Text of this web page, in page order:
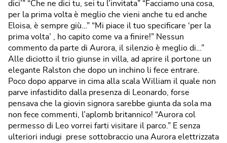
dici’” “Che ne dici tu, sei tu l’invitata” “Facciamo una cosa,
per la prima volta è meglio che vieni anche tu ed anche
Eloisa, è sempre giù…” “Mi piace il tuo specificare ‘per la
prima volta’ , ho capito come va a finire!” Nessun
commento da parte di Aurora, il silenzio è meglio di…”
Alle diciotto il trio giunse in villa, ad aprire il portone un
elegante Ralston che dopo un inchino li fece entrare.
Poco dopo apparve in cima alla scala William il quale non
parve infastidito dalla presenza di Leonardo, forse
pensava che la giovin signora sarebbe giunta da sola ma
non fece commenti, l’aplomb britannico! “Aurora col
permesso di Leo vorrei farti visitare il parco.” E senza
ulteriori indugi prese sottobraccio una Aurora elettrizzata